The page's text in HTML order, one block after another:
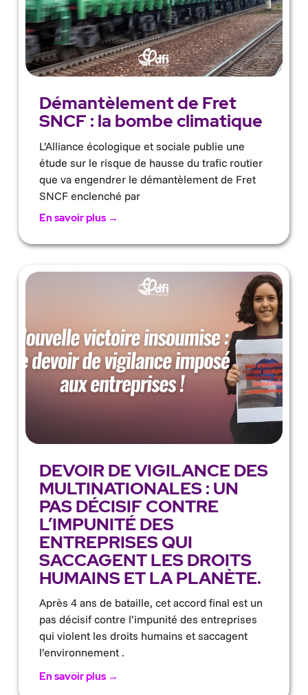
Démantèlement de Fret
SNCF : la bombe climatique
L’Alliance écologique et sociale publie une
étude sur le risque de hausse du trafic routier
que va engendrer le démantèlement de Fret
SNCF enclenché par
En savoir plus →
DEVOIR DE VIGILANCE DES
MULTINATIONALES : UN
PAS DÉCISIF CONTRE
L’IMPUNITÉ DES
ENTREPRISES QUI
SACCAGENT LES DROITS
HUMAINS ET LA PLANÈTE.
Après 4 ans de bataille, cet accord final est un
pas décisif contre l’impunité des entreprises
qui violent les droits humains et saccagent
l’environnement .
En savoir plus →